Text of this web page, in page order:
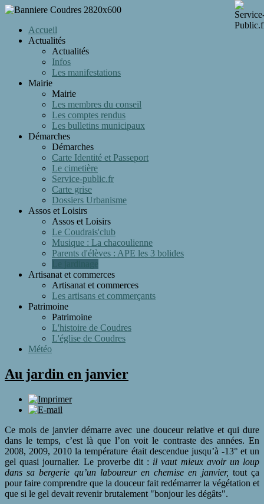
Accueil
Actualités
Actualités
Infos
Les manifestations
Mairie
Mairie
Les membres du conseil
Les comptes rendus
Les bulletins municipaux
Démarches
Démarches
Carte Identité et Passeport
Le cimetière
Service-public.fr
Carte grise
Dossiers Urbanisme
Assos et Loisirs
Assos et Loisirs
Le Coudrais'club
Musique : La chacoulienne
Parents d'élèves : APE les 3 bolides
Artisanat et commerces
Artisanat et commerces
Les artisans et commerçants
Patrimoine
Patrimoine
L'histoire de Coudres
L'église de Coudres
Météo
Au jardin en janvier
Ce mois de janvier démarre avec une douceur relative et qui dure
dans le temps, c’est là que l’on voit le contraste des années. En
2008, 2009, 2010 la température était descendue jusqu’à -13° et un
gel quasi journalier. Le proverbe dit : il vaut mieux avoir un loup
dans sa bergerie qu’un laboureur en chemise en janvier, tout ça
pour faire comprendre que la douceur fait redémarrer la végétation et
que si le gel devait revenir brutalement "bonjour les dégâts".